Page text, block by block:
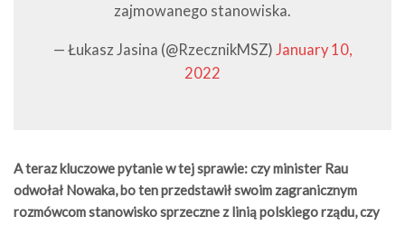
zajmowanego stanowiska.
— Łukasz Jasina (@RzecznikMSZ) January 10,
2022
A teraz kluczowe pytanie w tej sprawie: czy minister Rau
odwołał Nowaka, bo ten przedstawił swoim zagranicznym
rozmówcom stanowisko sprzeczne z linią polskiego rządu, czy